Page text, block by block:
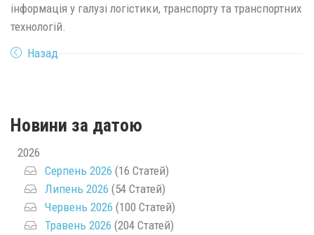
інформація у галузі логістики, транспорту та транспортних
технологій.
Назад
Новини за датою
2026
Серпень 2026 (16 Статей)
Липень 2026 (54 Статей)
Червень 2026 (100 Статей)
Травень 2026 (204 Статей)